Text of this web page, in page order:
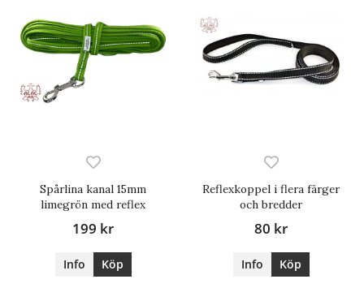
Spårlina kanal 15mm
limegrön med reflex
199 kr
Info Köp
Reflexkoppel i flera färger
och bredder
80 kr
Info Köp